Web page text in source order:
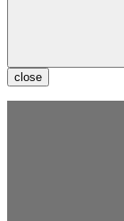
close